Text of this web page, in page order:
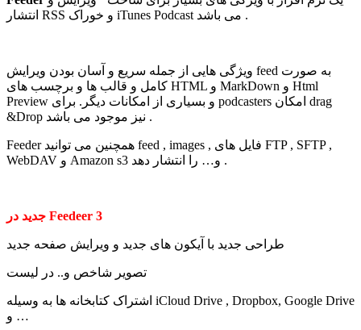
انتشار RSS و خوراک iTunes Podcast می باشد .
ویژگی هایی از جمله سریع و آسان بودن ویرایش feed به صورت
کامل و قالب ها و برچسب های HTML و MarkDown و Html
Preview و بسیاری از امکانات دیگر. برای podcasters امکان drag
&Drop نیز موجود می باشد .
Feeder همچنین می توانید feed , images , فایل های FTP , SFTP ,
WebDAV و Amazon s3 و… را انتشار دهد .
جدید در Feedeer 3
طراحی جدید با آیکون های جدید و ویرایش صفحه جدید
تصویر شاخص و.. در لیست
اشتراک کتابخانه ها به وسیله iCloud Drive , Dropbox, Google Drive
و …